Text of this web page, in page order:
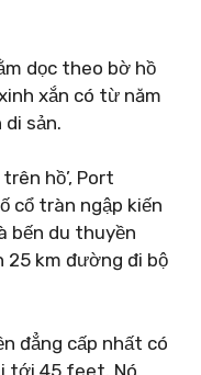
dọc theo bờ hồ
xắn có từ năm
sản.
hồ’, Port
cổ tràn ngập kiến
bến du thuyền
25 km đường đi bộ
đẳng cấp nhất có
tới 45 feet. Nó